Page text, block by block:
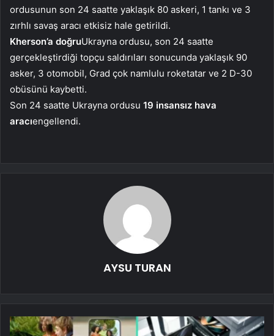
ordusunun son 24 saatte yaklaşık 80 askeri, 1 tankı ve 3
zırhlı savaş aracı etkisiz hale getirildi.
Kherson’a doğruUkrayna ordusu, son 24 saatte
gerçekleştirdiği topçu saldırıları sonucunda yaklaşık 90
asker, 3 otomobil, Grad çok namlulu roketatar ve 2 D-30
obüsünü kaybetti.
Son 24 saatte Ukrayna ordusu 19 insansız hava
aracıengellendi.
AYSU TURAN